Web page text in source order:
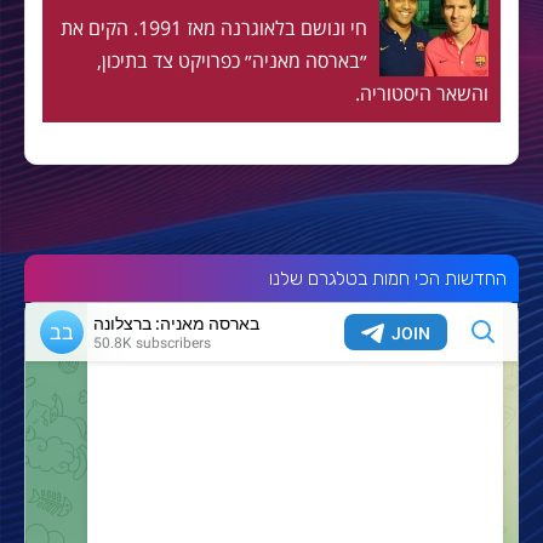
חי ונושם בלאוגרנה מאז 1991. הקים את
״בארסה מאניה״ כפרויקט צד בתיכון,
והשאר היסטוריה.
החדשות הכי חמות בטלגרם שלנו